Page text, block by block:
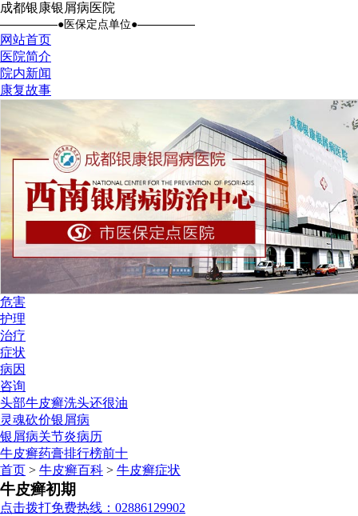
成都银康银屑病医院
●医保定点单位●
网站首页
医院简介
院内新闻
康复故事
危害
护理
治疗
症状
病因
咨询
头部牛皮癣洗头还很油
灵魂砍价银屑病
银屑病关节炎病历
牛皮癣药膏排行榜前十
首页 > 牛皮癣百科 > 牛皮癣症状
牛皮癣初期
点击拨打免费热线：02886129902